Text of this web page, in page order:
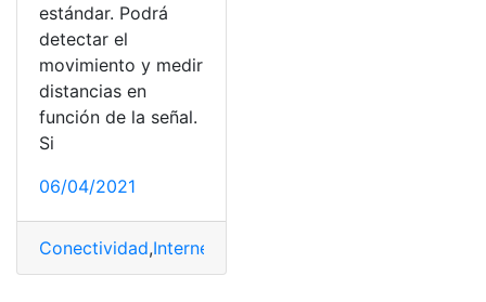
estándar. Podrá
detectar el
movimiento y medir
distancias en
función de la señal.
Si
06/04/2021
Conectividad,Internet